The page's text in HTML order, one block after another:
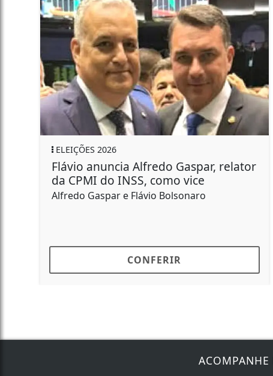
ELEIÇÕES 2026
Flávio anuncia Alfredo Gaspar, relator
da CPMI do INSS, como vice
Alfredo Gaspar e Flávio Bolsonaro
CONFERIR
ACOMPANHE